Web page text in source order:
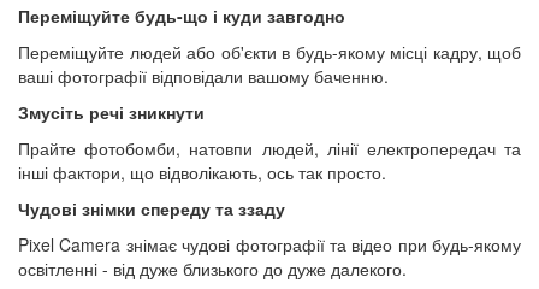
Переміщуйте будь-що і куди завгодно
Переміщуйте людей або об'єкти в будь-якому місці кадру, щоб
ваші фотографії відповідали вашому баченню.
Змусіть речі зникнути
Прайте фотобомби, натовпи людей, лінії електропередач та
інші фактори, що відволікають, ось так просто.
Чудові знімки спереду та ззаду
Pixel Camera знімає чудові фотографії та відео при будь-якому
освітленні - від дуже близького до дуже далекого.